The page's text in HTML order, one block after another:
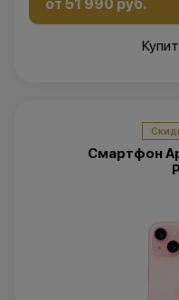
от 51 990 руб.
Смартфон